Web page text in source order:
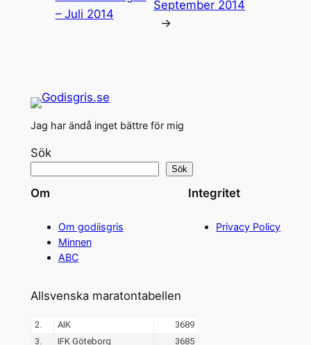
– Juli 2014
September 2014
→
Jag har ändå inget bättre för mig
Sök
Sök
Om
Om godiisgris
Minnen
ABC
Integritet
Privacy Policy
Allsvenska maratontabellen